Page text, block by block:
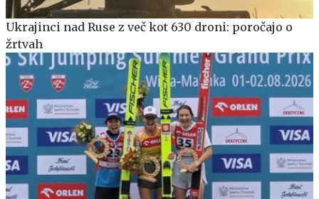
Ukrajinci nad Ruse z več kot 630 droni: poročajo o
žrtvah